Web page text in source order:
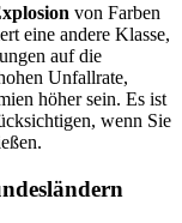
von Farben
eine andere Klasse,
auf die
Unfallrate,
höher sein. Es ist
wenn Sie